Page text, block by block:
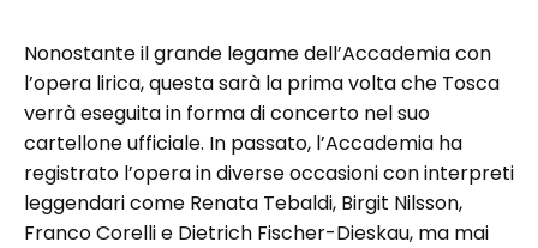
Nonostante il grande legame dell’Accademia con
l’opera lirica, questa sarà la prima volta che Tosca
verrà eseguita in forma di concerto nel suo
cartellone ufficiale. In passato, l’Accademia ha
registrato l’opera in diverse occasioni con interpreti
leggendari come Renata Tebaldi, Birgit Nilsson,
Franco Corelli e Dietrich Fischer-Dieskau, ma mai